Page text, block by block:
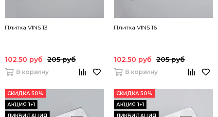
Плитка VINS 13
102.50 руб 205 руб
В корзину
Плитка VINS 16
102.50 руб 205 руб
В корзину
СКИДКА 50%
АКЦИЯ 1+1
СКИДКА 50%
АКЦИЯ 1+1